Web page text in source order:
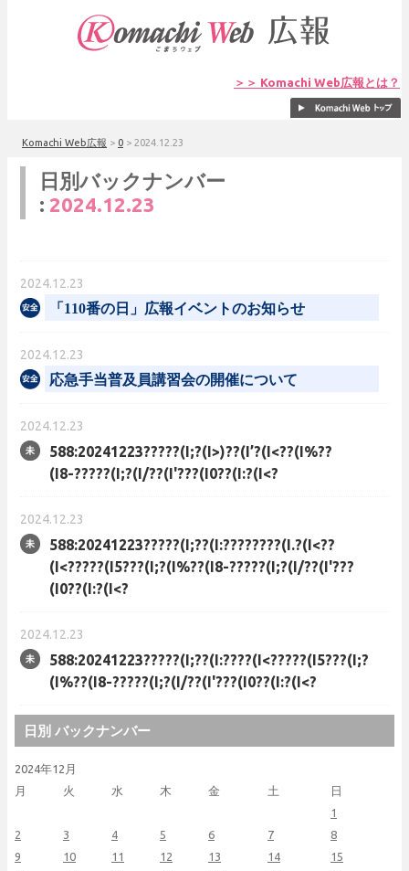
＞＞ Komachi Web広報とは？
Komachi Web広報 > 0 > 2024.12.23
日別バックナンバー
: 2024.12.23
2024.12.23
「110番の日」広報イベントのお知らせ
2024.12.23
応急手当普及員講習会の開催について
2024.12.23
588:20241223?????(I;?(I>)??(I’?(I<??(I%??
(I8-?????(I;?(I/??(I'???(I0??(I:?(I<?
2024.12.23
588:20241223?????(I;??(I:????????(I.?(I<??
(I<?????(I5???(I;?(I%??(I8-?????(I;?(I/??(I'???
(I0??(I:?(I<?
2024.12.23
588:20241223?????(I;??(I:????(I<?????(I5???(I;?
(I%??(I8-?????(I;?(I/??(I'???(I0??(I:?(I<?
日別 バックナンバー
2024年12月
月
火 水 木 金 土 日
1
2
3 4 5 6 7
8
9
10 11 12 13 14
15